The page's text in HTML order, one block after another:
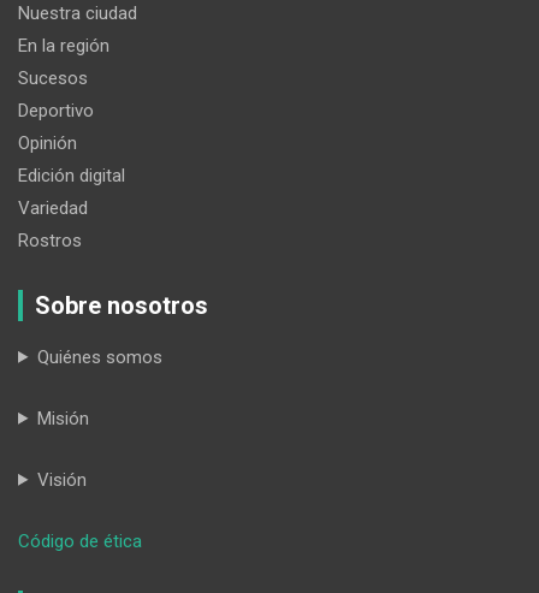
Nuestra ciudad
En la región
Sucesos
Deportivo
Opinión
Edición digital
Variedad
Rostros
Sobre nosotros
Quiénes somos
Misión
Visión
Código de ética